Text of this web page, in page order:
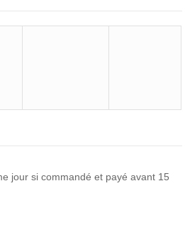
jour si commandé et payé avant 15